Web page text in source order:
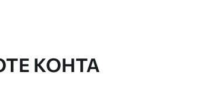
KOHTA